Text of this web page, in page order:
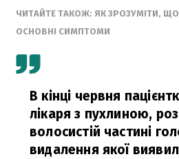
ЧИТАЙТЕ ТАКОЖ: ЯК ЗРОЗУМІТИ,
ОСНОВНІ СИМПТОМИ
В кінці червня
лікаря з пухлиною,
волосистій частині
видалення якої